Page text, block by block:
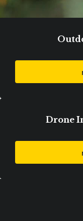
Drone